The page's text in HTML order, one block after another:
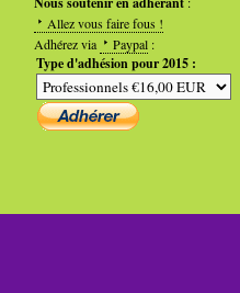
Allez vous faire fous !
Adhérez via
Paypal :
Type d'adhésion pour 2015 :